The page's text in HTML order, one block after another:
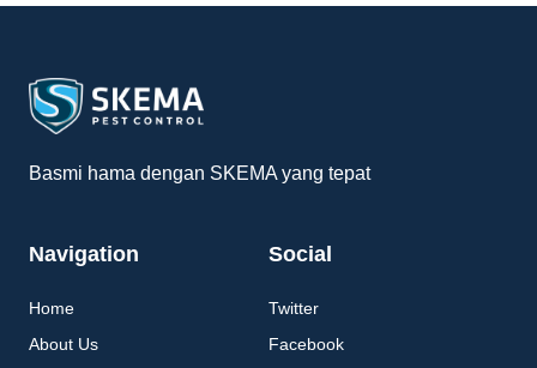
Basmi hama dengan SKEMA yang tepat
Navigation
Home
About Us
Social
Twitter
Facebook